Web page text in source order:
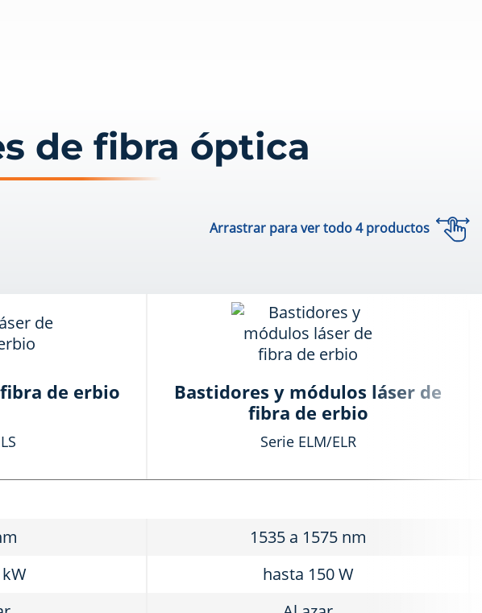
de fibra óptica
Arrastrar para ver todo4productos
de erbio
Bastidores y módulos láser de
fibra de erbio
Serie ELM/ELR
1535 a 1575 nm
hasta 150 W